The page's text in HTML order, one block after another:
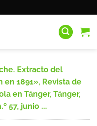
Extracto del
1891», Revista de
en Tánger, Tánger,
57, junio ...